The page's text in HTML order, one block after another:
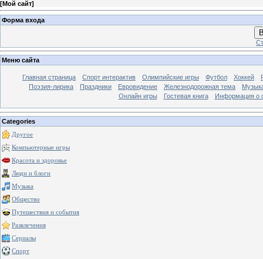
[Мой сайт]
Форма входа
Меню сайта
Главная страница Спорт интерактив Олимпийские игры Футбол Хоккей
Поэзия-лирика
Праздники Евровидение Железнодорожная тема
Онлайн игры
Гостевая книга Информация о
Categories
Другое
Компьютерные игры
Красота и здоровье
Люди и блоги
Музыка
Общество
Путешествия и события
Развлечения
Сериалы
Спорт